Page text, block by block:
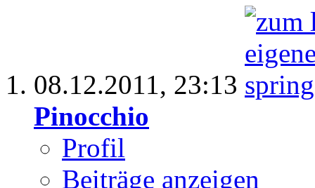
08.12.2011, 23:13
Pinocchio
Profil
Beiträge anzeigen